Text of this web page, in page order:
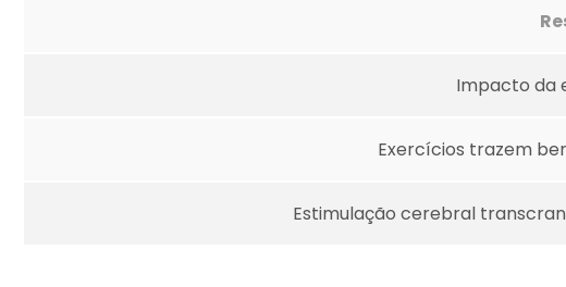
Impacto da
Exercícios trazem
Estimulação cerebral